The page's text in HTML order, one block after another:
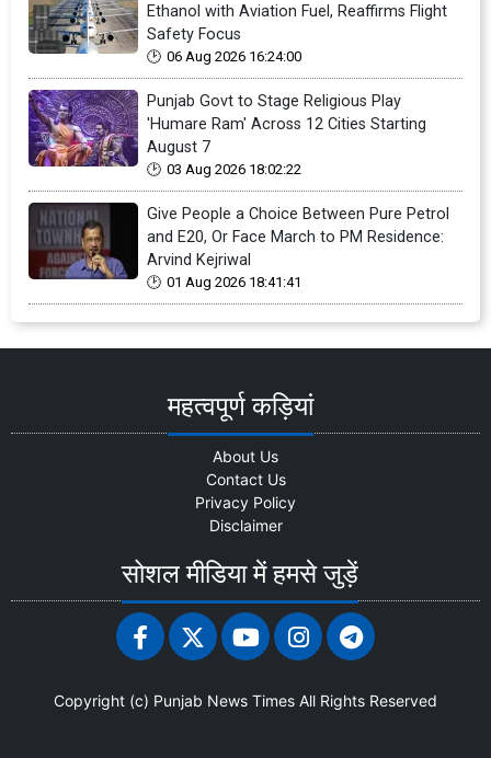
Ethanol with Aviation Fuel, Reaffirms Flight
Safety Focus
06 Aug 2026 16:24:00
Punjab Govt to Stage Religious Play
'Humare Ram' Across 12 Cities Starting
August 7
03 Aug 2026 18:02:22
Give People a Choice Between Pure Petrol
and E20, Or Face March to PM Residence:
Arvind Kejriwal
01 Aug 2026 18:41:41
महत्वपूर्ण कड़ियां
About Us
Contact Us
Privacy Policy
Disclaimer
सोशल मीडिया में हमसे जुड़ें
Copyright (c) Punjab News Times All Rights Reserved